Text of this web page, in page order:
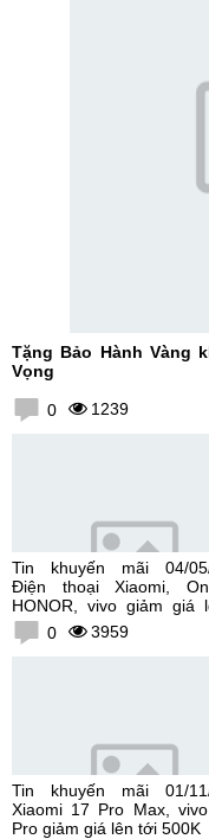
Tặng Bảo Hành Vàng
Vọng
0 1239
Tin khuyến mãi 04/05/
Điện thoại Xiaomi,
HONOR, vivo giảm giá
300K0 3959
Tin khuyến mãi 01/11/
Xiaomi 17 Pro Max,
Pro giảm giá lên tới 500K